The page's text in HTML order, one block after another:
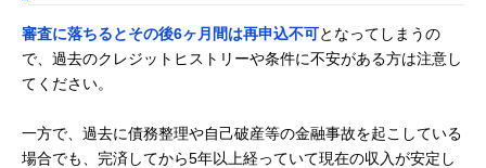
審査に落ちるとその後6ヶ月間は再申込不可となってしまうの
で、過去のクレジットヒストリーや条件に不安がある方は注意し
てください。
一方で、過去に債務整理や自己破産等の金融事故を起こしている
場合でも、完済してから5年以上経っていて現在の収入が安定し